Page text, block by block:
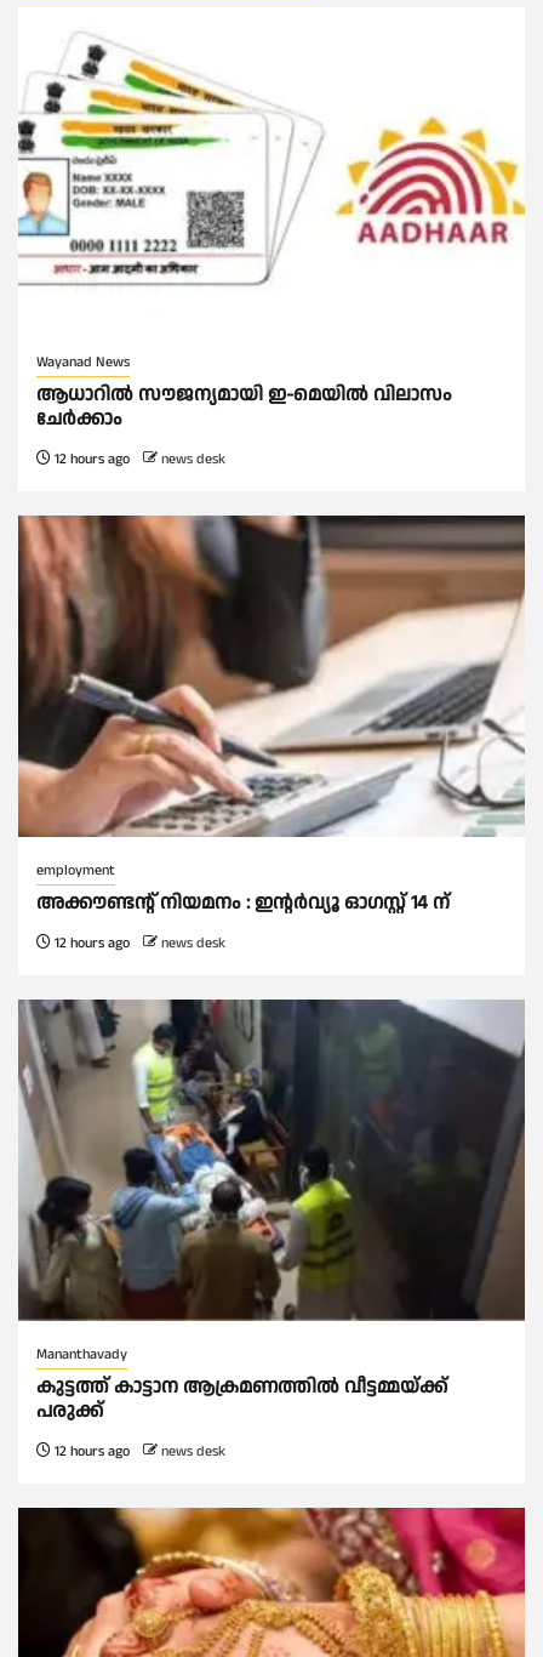
Wayanad News
ആധാറിൽ സൗജന്യമായി ഇ-മെയിൽ വിലാസം
ചേർക്കാം
12 hours ago news desk
employment
അക്കൗണ്ടന്റ് നിയമനം : ഇൻ്റർവ്യൂ ഓഗസ്റ്റ് 14 ന്
12 hours ago news desk
Mananthavady
കുട്ടത്ത് കാട്ടാന ആക്രമണത്തിൽ വീട്ടമ്മയ്ക്ക്
പരുക്ക്
12 hours ago news desk